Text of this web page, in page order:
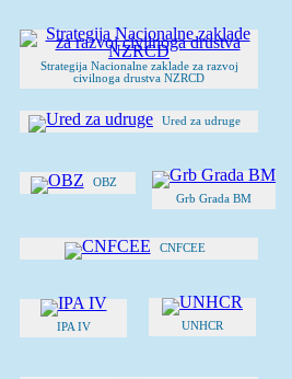
Strategija Nacionalne zaklade za razvoj
civilnoga drustva NZRCD
Ured za udruge
OBZ
Grb Grada BM
CNFCEE
IPA IV UNHCR